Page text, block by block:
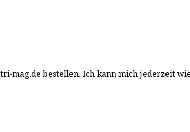
mag.de bestellen. Ich kann mich jederzeit